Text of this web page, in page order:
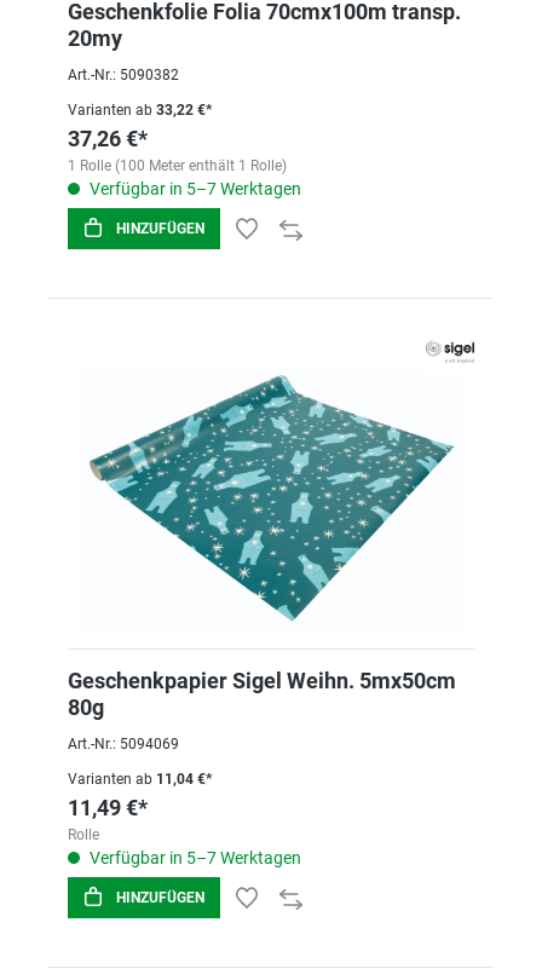
Geschenkfolie Folia 70cmx100m transp.
20my
Art.-Nr.: 5090382
Varianten ab 33,22 €*
37,26 €*
1 Rolle (100 Meter enthält 1 Rolle)
Verfügbar in 5–7 Werktagen
HINZUFÜGEN
Geschenkpapier Sigel Weihn. 5mx50cm
80g
Art.-Nr.: 5094069
Varianten ab 11,04 €*
11,49 €*
Rolle
Verfügbar in 5–7 Werktagen
HINZUFÜGEN